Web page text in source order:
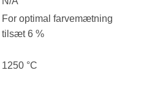
For optimal farvemætning
tilsæt 6 %
1250 °C